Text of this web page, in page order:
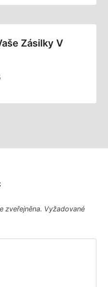
Zásilky V
zveřejněna. Vyžadované